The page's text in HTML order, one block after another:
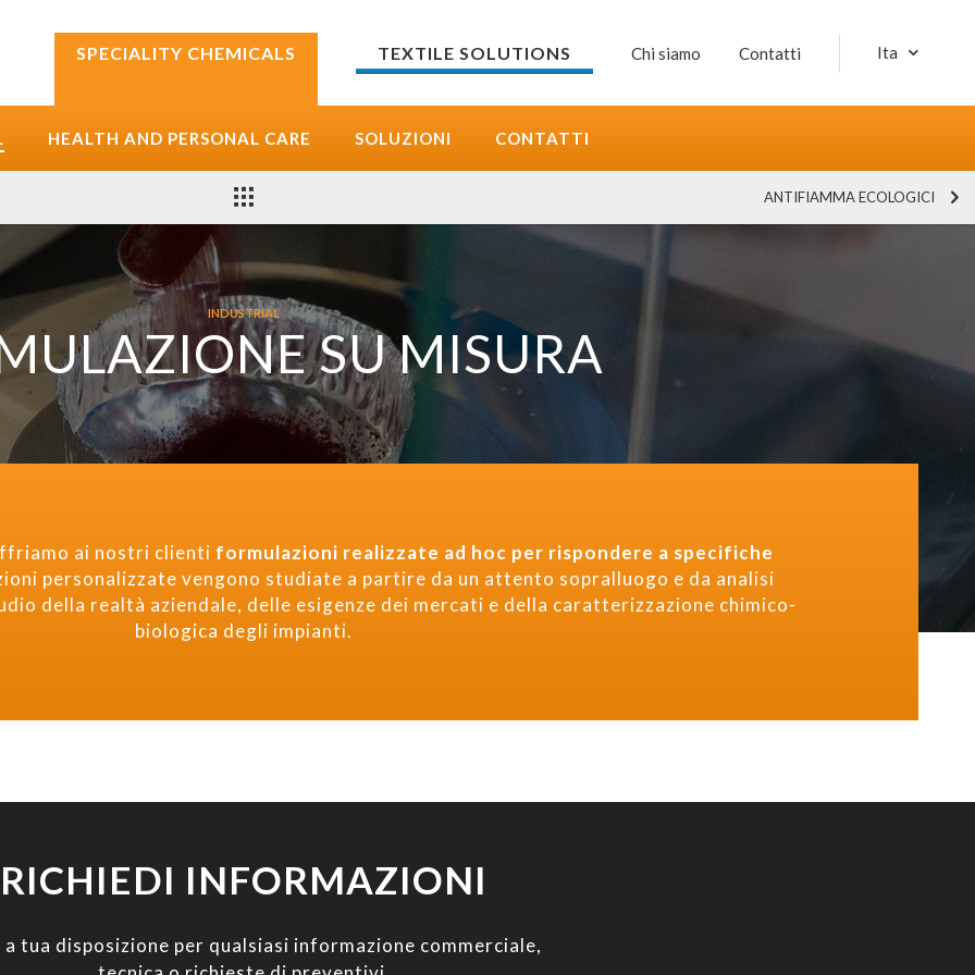
SPECIALITY CHEMICALS
HEALTH AND PERSONAL CARE SOLUZIONI CONTATTI
TEXTILE SOLUTIONS Chi siamo Contatti Ita
ANTIFIAMMA ECOLOGICI
INDUSTRIAL
SU MISURA
ai nostri clienti formulazioni realizzate ad hoc per rispondere a specifiche
personalizzate vengono studiate a partire da un attento sopralluogo e da analisi
della realtà aziendale, delle esigenze dei mercati e della caratterizzazione chimico-
biologica degli impianti.
RICHIEDI INFORMAZIONI
a tua disposizione per qualsiasi informazione commerciale,